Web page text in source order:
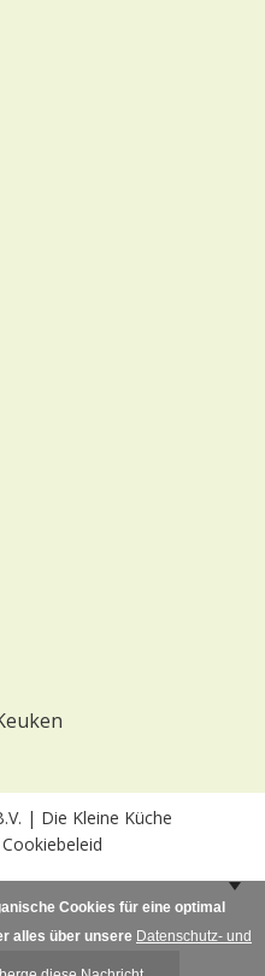
| Die Kleine Küche
Cookies für eine optimal
alles über unsere Datenschutz- und